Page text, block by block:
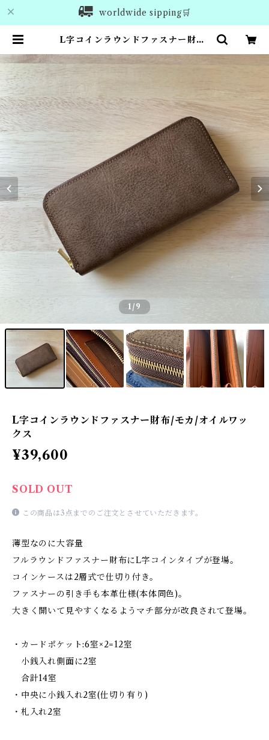
worldwide sipping🛒
L字コインラウンドファスナー財布/
ather
1/9
L字コインラウンドファスナー財布/モカ/オイルワッ
クス
¥39,600
SOLD OUT
この商品は3点までのご注文とさせていただきます。
薄型なのに大容量
フルラウンドファスナー財布にL字コインタイプが登場。
コインケースは2層式で仕切り付き。
ファスナーの引き手も本革仕様(本体同色)。
大きく開いて見やすくなるようマチ部分が改良されて登場。
・カードポケット:6室×2=12室
小銭入れ側面に2室
合計14室
・中央に小銭入れ2室(仕切り有り)
・札入れ2室